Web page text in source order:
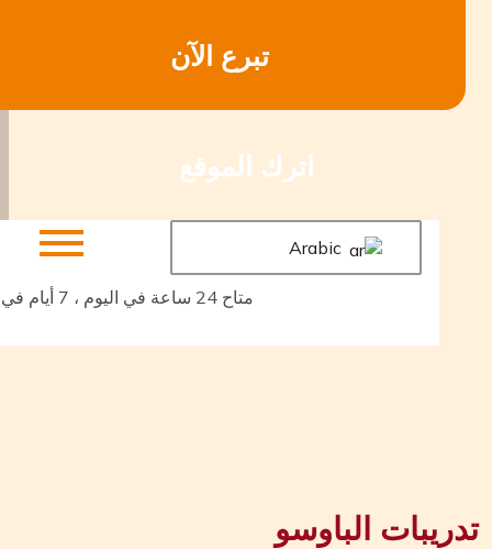
تبرع الآن
اترك الموقع
Arabic
متاح 24 ساعة في اليوم ، 7 أيام في الأسبوع
الباوسو